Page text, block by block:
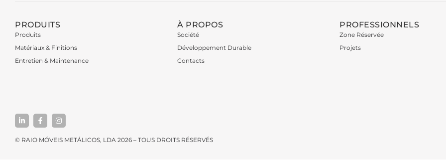
PRODUITS
Produits
Matériaux & Finitions
Entretien & Maintenance
À PROPOS
Société
Développement Durable
Contacts
PROFESSIONNELS
Zone Réservée
Projets
© RAIO MÓVEIS METÁLICOS, LDA 2026 – TOUS DROITS RÉSERVÉS